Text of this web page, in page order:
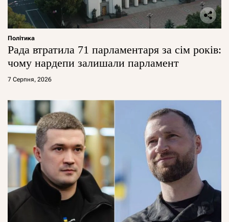
Політика
Рада втратила 71 парламентаря за сім років:
чому нардепи залишали парламент
7 Серпня, 2026